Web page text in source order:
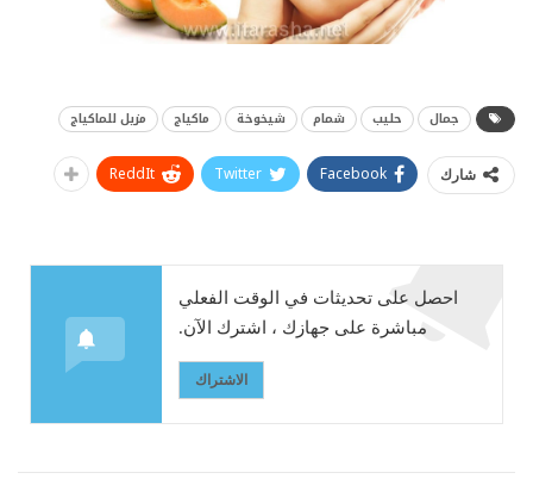
جمال حليب شمام شيخوخة ماكياج مزيل للماكياج
شارك Facebook
Twitter
ReddIt
احصل على تحديثات في الوقت الفعلي
مباشرة على جهازك ، اشترك الآن.
الاشتراك